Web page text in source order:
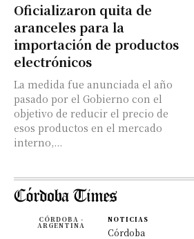
Oficializaron quita de
aranceles para la
importación de productos
electrónicos
La medida fue anunciada el año
pasado por el Gobierno con el
objetivo de reducir el precio de
esos productos en el mercado
interno,...
CÓRDOBA -
ARGENTINA
NOTICIAS
Córdoba